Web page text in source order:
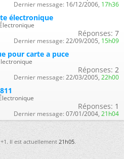
Dernier message: 16/12/2006, 17h36
électronique
Réponses: 7
Dernier message: 22/09/2005, 15h09
pour carte a puce
Réponses: 2
Dernier message: 22/03/2005, 22h00
Réponses: 1
Dernier message: 07/01/2004, 21h04
Il est actuellement21h05.